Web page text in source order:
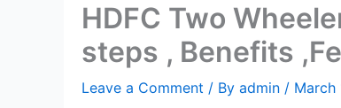
HDFC Two
steps , Benefits
Leave a Comment / By admin / March